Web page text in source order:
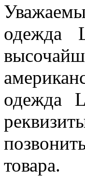
одежда
одежда
товара.